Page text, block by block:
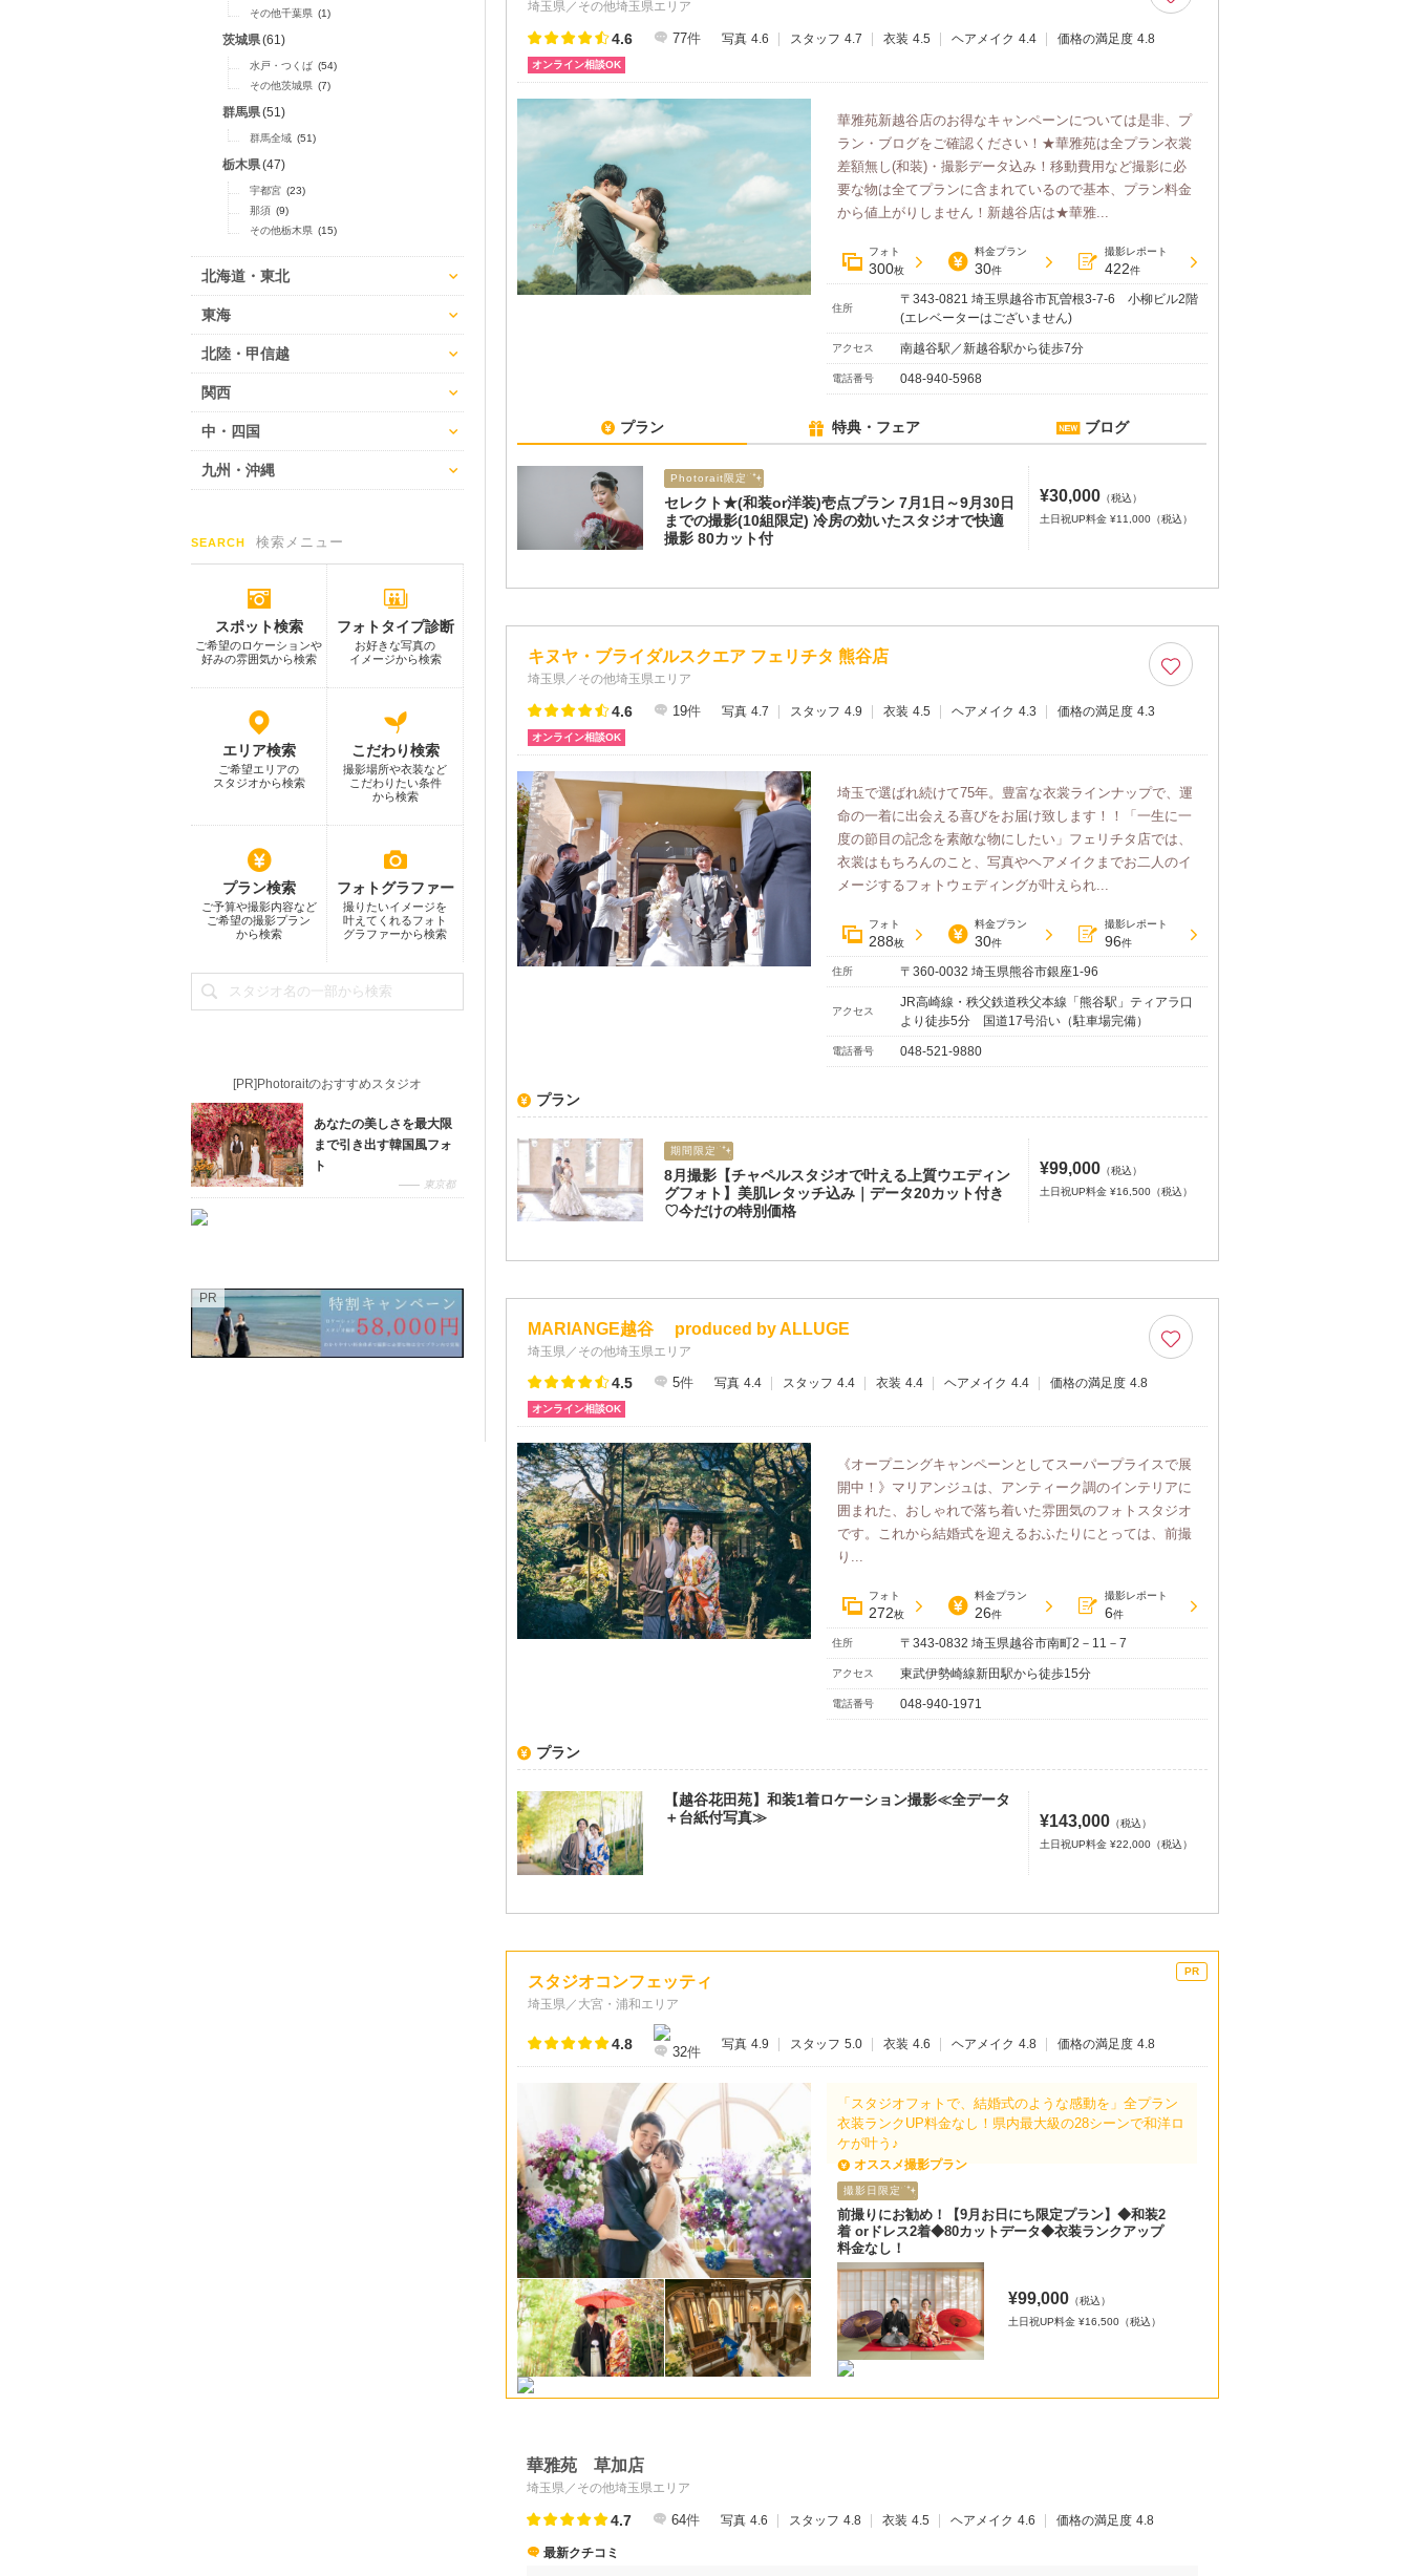
その他千葉県 (1)
茨城県(61)
水戸・つくば (54)
その他茨城県 (7)
群馬県(51)
群馬全域 (51)
栃木県(47)
宇都宮 (23)
那須 (9)
その他栃木県 (15)
北海道・東北
東海
北陸・甲信越
関西
中・四国
九州・沖縄
SEARCH 検索メニュー
スポット検索
ご希望のロケーションや
好みの雰囲気から検索
フォトタイプ診断
お好きな写真の
イメージから検索
エリア検索
ご希望エリアの
スタジオから検索
こだわり検索
撮影場所や衣装など
こだわりたい条件
から検索
プラン検索
ご予算や撮影内容など
ご希望の撮影プラン
から検索
フォトグラファー
撮りたいイメージを
叶えてくれるフォト
グラファーから検索
[PR]Photoraitのおすすめスタジオ
あなたの美しさを最大限
まで引き出す韓国風フォ
ト
東京都
埼玉県／その他埼玉県エリア
4.6 77件 写真 4.6 スタッフ 4.7 衣装 4.5 ヘアメイク 4.4 価格の満足度 4.8
オンライン相談OK
華雅苑新越谷店のお得なキャンペーンについては是非、プ
ラン・ブログをご確認ください！★華雅苑は全プラン衣裳
差額無し(和装)・撮影データ込み！移動費用など撮影に必
要な物は全てプランに含まれているので基本、プラン料金
から値上がりしません！新越谷店は★華雅...
フォト
300枚
料金プラン
30件
撮影レポート
422件
住所
〒343-0821 埼玉県越谷市瓦曽根3-7-6 小柳ビル2階
(エレベーターはございません)
アクセス 南越谷駅／新越谷駅から徒歩7分
電話番号 048-940-5968
プラン 特典・フェア ブログ
Photorait限定
セレクト★(和装or洋装)壱点プラン 7月1日～9月30日
までの撮影(10組限定) 冷房の効いたスタジオで快適
撮影 80カット付
¥30,000 （税込）
土日祝UP料金 ¥11,000（税込）
キヌヤ・ブライダルスクエア フェリチタ 熊谷店
埼玉県／その他埼玉県エリア
4.6 19件 写真 4.7 スタッフ 4.9 衣装 4.5 ヘアメイク 4.3 価格の満足度 4.3
オンライン相談OK
埼玉で選ばれ続けて75年。豊富な衣裳ラインナップで、運
命の一着に出会える喜びをお届け致します！！「一生に一
度の節目の記念を素敵な物にしたい」フェリチタ店では、
衣裳はもちろんのこと、写真やヘアメイクまでお二人のイ
メージするフォトウェディングが叶えられ...
フォト
288枚
料金プラン
30件
撮影レポート
96件
住所 〒360-0032 埼玉県熊谷市銀座1-96
アクセス
JR高崎線・秩父鉄道秩父本線「熊谷駅」ティアラ口
より徒歩5分 国道17号沿い（駐車場完備）
電話番号 048-521-9880
プラン
期間限定
8月撮影【チャペルスタジオで叶える上質ウエディン
グフォト】美肌レタッチ込み｜データ20カット付き
♡今だけの特別価格
¥99,000 （税込）
土日祝UP料金 ¥16,500（税込）
MARIANGE越谷 produced by ALLUGE
埼玉県／その他埼玉県エリア
4.5 5件 写真 4.4 スタッフ 4.4 衣装 4.4 ヘアメイク 4.4 価格の満足度 4.8
オンライン相談OK
《オープニングキャンペーンとしてスーパープライスで展
開中！》マリアンジュは、アンティーク調のインテリアに
囲まれた、おしゃれで落ち着いた雰囲気のフォトスタジオ
です。これから結婚式を迎えるおふたりにとっては、前撮
り...
フォト
272枚
料金プラン
26件
撮影レポート
6件
住所 〒343-0832 埼玉県越谷市南町2－11－7
アクセス 東武伊勢崎線新田駅から徒歩15分
電話番号 048-940-1971
プラン
【越谷花田苑】和装1着ロケーション撮影≪全データ
＋台紙付写真≫
¥143,000 （税込）
土日祝UP料金 ¥22,000（税込）
スタジオコンフェッティ
埼玉県／大宮・浦和エリア
4.8 32件 写真 4.9 スタッフ 5.0 衣装 4.6 ヘアメイク 4.8 価格の満足度 4.8
「スタジオフォトで、結婚式のような感動を」全プラン
衣装ランクUP料金なし！県内最大級の28シーンで和洋ロ
ケが叶う♪
オススメ撮影プラン
撮影日限定
前撮りにお勧め！【9月お日にち限定プラン】◆和装2
着 orドレス2着◆80カットデータ◆衣装ランクアップ
料金なし！
¥99,000 （税込）
土日祝UP料金 ¥16,500（税込）
華雅苑 草加店
埼玉県／その他埼玉県エリア
4.7 64件 写真 4.6 スタッフ 4.8 衣装 4.5 ヘアメイク 4.6 価格の満足度 4.8
最新クチコミ